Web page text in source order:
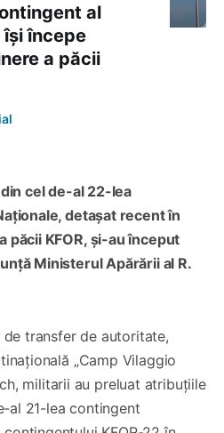
al
începe
a păcii
cel de-al 22-lea
detașat recent în
păcii KFOR, și-au început
Ministerul Apărării al R.
transfer de autoritate,
„Camp Vilaggio
militarii au preluat atribuțiile
al 21-lea contingent